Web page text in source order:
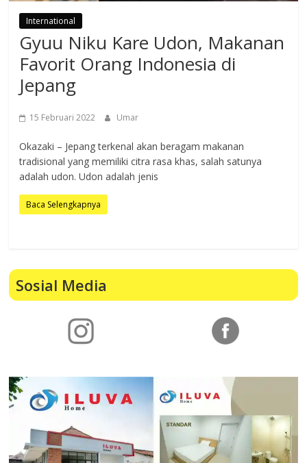
International
Gyuu Niku Kare Udon, Makanan
Favorit Orang Indonesia di
Jepang
15 Februari 2022 Umar
Okazaki – Jepang terkenal akan beragam makanan
tradisional yang memiliki citra rasa khas, salah satunya
adalah udon. Udon adalah jenis
Baca Selengkapnya
Sosial Media